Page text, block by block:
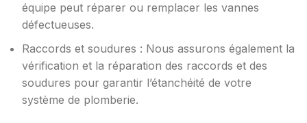
équipe peut réparer ou remplacer les vannes
défectueuses.
Raccords et soudures : Nous assurons également la
vérification et la réparation des raccords et des
soudures pour garantir l’étanchéité de votre
système de plomberie.